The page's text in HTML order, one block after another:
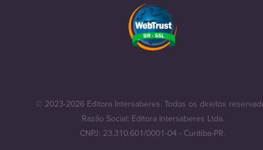
© 2023-2026 Editora Intersaberes. Todos os direitos
Razão Social: Editora Intersaberes Ltda.
CNPJ: 23.310.601/0001-04 - Curitiba-PR.